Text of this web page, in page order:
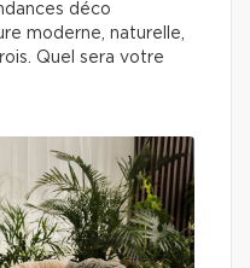
déco
moderne, naturelle,
Quel sera votre